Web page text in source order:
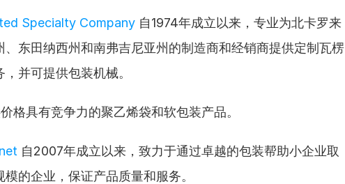
Specialty Company 自1974年成立以来，专业为北卡罗来
、东田纳西州和南弗吉尼亚州的制造商和经销商提供定制瓦楞
并可提供包装机械。
格具有竞争力的聚乙烯袋和软包装产品。
自2007年成立以来，致力于通过卓越的包装帮助小企业取
的企业，保证产品质量和服务。